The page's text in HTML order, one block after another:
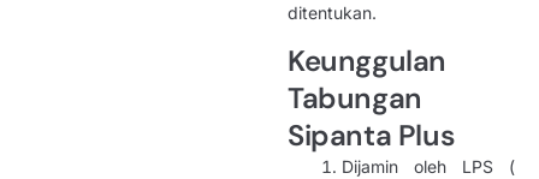
ditentukan.
Keunggulan
Tabungan
Sipanta Plus
Dijamin oleh LPS (